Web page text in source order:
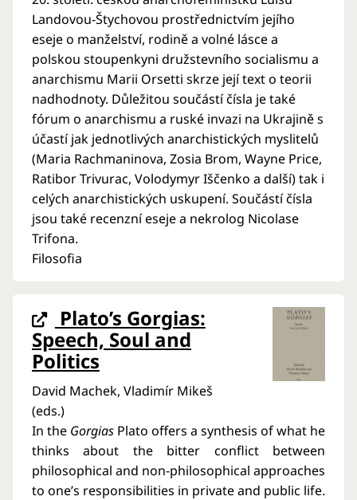
Landovou-Štychovou prostřednictvím jejího
eseje o manželství, rodině a volné lásce a
polskou stoupenkyni družstevního socialismu a
anarchismu Marii Orsetti skrze její text o teorii
nadhodnoty. Důležitou součástí čísla je také
fórum o anarchismu a ruské invazi na Ukrajině s
účastí jak jednotlivých anarchistických myslitelů
(Maria Rachmaninova, Zosia Brom, Wayne Price,
Ratibor Trivurac, Volodymyr Iščenko a další) tak i
celých anarchistických uskupení. Součástí čísla
jsou také recenzní eseje a nekrolog Nicolase
Trifona.
Filosofia
Plato’s Gorgias:
Speech, Soul and
Politics
David Machek, Vladimír Mikeš
(eds.)
In the Gorgias Plato offers a synthesis of what he
thinks about the bitter conflict between
philosophical and non-philosophical approaches
to one’s responsibilities in private and public life.